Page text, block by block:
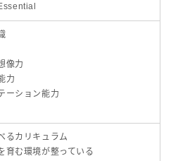
像力
力
ーション能力
るカリキュラム
育む環境が整っている